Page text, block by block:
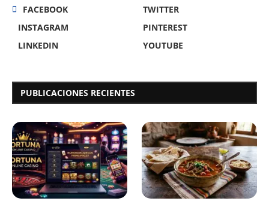
FACEBOOK
TWITTER
INSTAGRAM
PINTEREST
LINKEDIN
YOUTUBE
PUBLICACIONES RECIENTES